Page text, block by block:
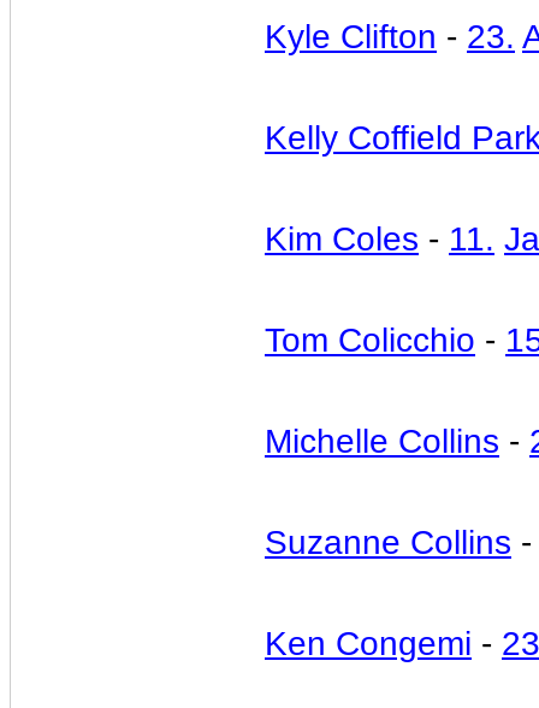
Kyle Clifton - 23.
Kelly Coffield
Kim Coles - 11.
Tom Colicchio -
Michelle Collins -
Suzanne Collins
Ken Congemi -